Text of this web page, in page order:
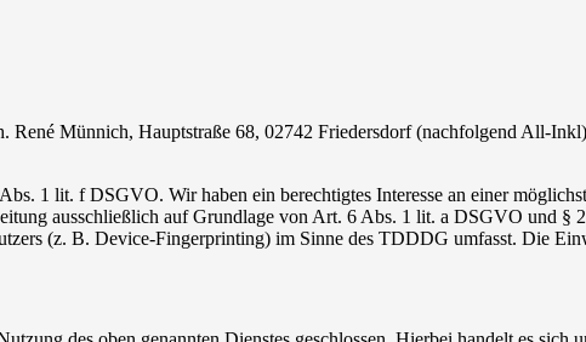
Münnich, Hauptstraße 68, 02742 Friedersdorf (nachfolgend All-
1 lit. f DSGVO. Wir haben ein berechtigtes Interesse an einer
ausschließlich auf Grundlage von Art. 6 Abs. 1 lit. a DSGVO und
(z. B. Device-Fingerprinting) im Sinne des TDDDG umfasst. Die